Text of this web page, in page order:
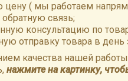
цену ( мы работаем
связь;
консультацию по
отправку товара в день
качества нашей
нажмите на картинку,